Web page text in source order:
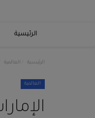
الرئيسية
الرئيسية العالمية
العالمية